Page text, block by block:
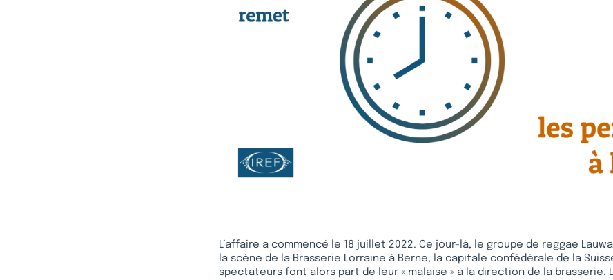
L’affaire a commencé le 18 juillet 2022. Ce jour-là, le groupe de reggae
la scène de la Brasserie Lorraine à Berne, la capitale confédérale de la
spectateurs font alors part de leur « malaise » à la direction de la brasserie.